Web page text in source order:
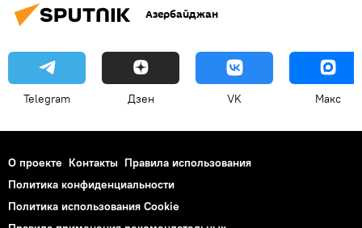
Азербайджан
Telegram Дзен VK Макс
О проекте Контакты Правила использования
Политика конфиденциальности
Политика использования Cookie